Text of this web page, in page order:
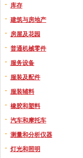
库存
建筑与房地产
房屋及花园
普通机械零件
服务设备
服装及配件
服装辅料
橡胶和塑料
汽车和摩托车
测量和分析仪器
灯光和照明